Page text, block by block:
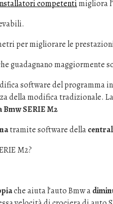
competenti migliora
per migliorare le
guadagnano maggiormente
software del
della modifica tradizionale.
SERIE M2
tramite software della
M2?
che aiuta l’auto Bmw a